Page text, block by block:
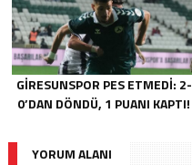
GIRESUNSPOR PES ETMEDI: 2-
0’DAN DÖNDÜ, 1 PUANI KAPTI!
YORUM ALANI